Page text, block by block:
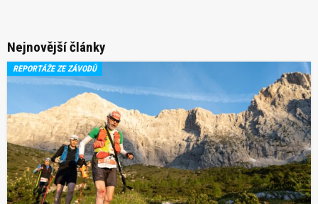
Nejnovější články
REPORTÁŽE ZE ZÁVODŮ